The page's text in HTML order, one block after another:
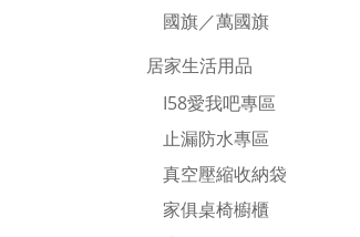
國旗／萬國旗
居家生活用品
I58愛我吧專區
止漏防水專區
真空壓縮收納袋
家俱桌椅櫥櫃